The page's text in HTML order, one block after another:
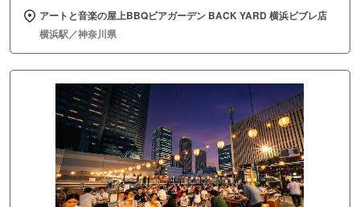
アートと音楽の屋上BBQビアガーデン BACK YARD 横浜ビブレ店
横浜駅／神奈川県